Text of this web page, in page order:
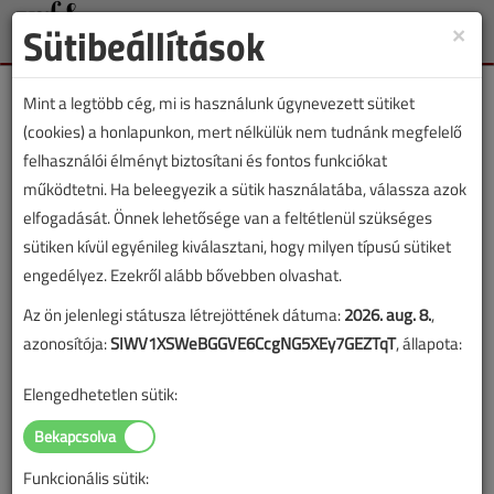
Toggle
Lapszám:
TARTALOM
Gázellátás
A módosított Műszaki
Biztonsági Szabályzatról
2016/7-8. lapszám
Szakbizottság elnöke |
×
Sütibeállítások
Mint a legtöbb cég, mi is használunk úgynevezett sütiket
(cookies) a honlapunkon, mert nélkülük nem tudnánk megfelelő
felhasználói élményt biztosítani és fontos funkciókat
működtetni. Ha beleegyezik a sütik használatába, válassza azok
elfogadását. Önnek lehetősége van a feltétlenül szükséges
sütiken kívül egyénileg kiválasztani, hogy milyen típusú sütiket
engedélyez. Ezekről alább bővebben olvashat.
Az ön jelenlegi státusza létrejöttének dátuma:2026. aug. 8.,
azonosítója:SIWV1XSWeBGGVE6CcgNG5XEy7GEZTqT, állapota:
Elengedhetetlen sütik:
Funkcionális sütik: